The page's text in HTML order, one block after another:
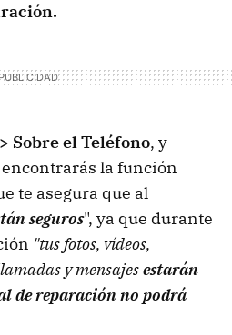
Sobre el Teléfono, y
la función
te asegura que al
seguros", ya que durante
"tus fotos, vídeos,
y mensajesestarán
de reparación no podrá